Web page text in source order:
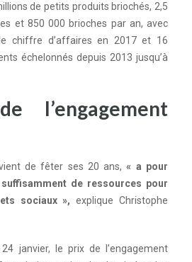
de petits produits briochés, 2,5
et850 000 brioches par an, avec
chiffre d’affaires en 2017et 16
échelonnés depuis 2013 jusqu’à
l’engagement
de fêter ses 20 ans,« a pour
de ressources pour
sociaux », explique Christophe
janvier, le prix de l’engagement